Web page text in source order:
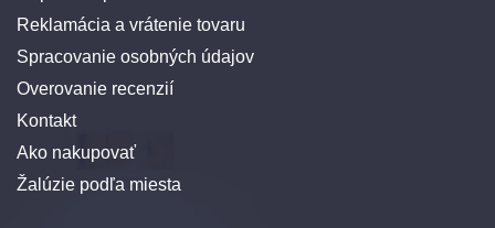
Reklamácia a vrátenie tovaru
Spracovanie osobných údajov
Overovanie recenzií
Kontakt
Ako nakupovať
Žalúzie podľa miesta